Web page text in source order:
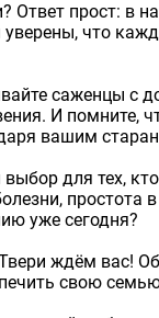
Ответ прост:
что
саженцы с
И помните,
вашим
для тех,
уже сегодня?
ждём вас!
свою